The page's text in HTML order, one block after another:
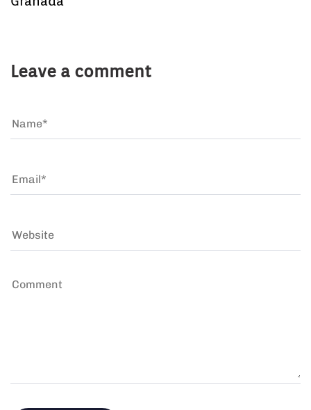
Leave a comment